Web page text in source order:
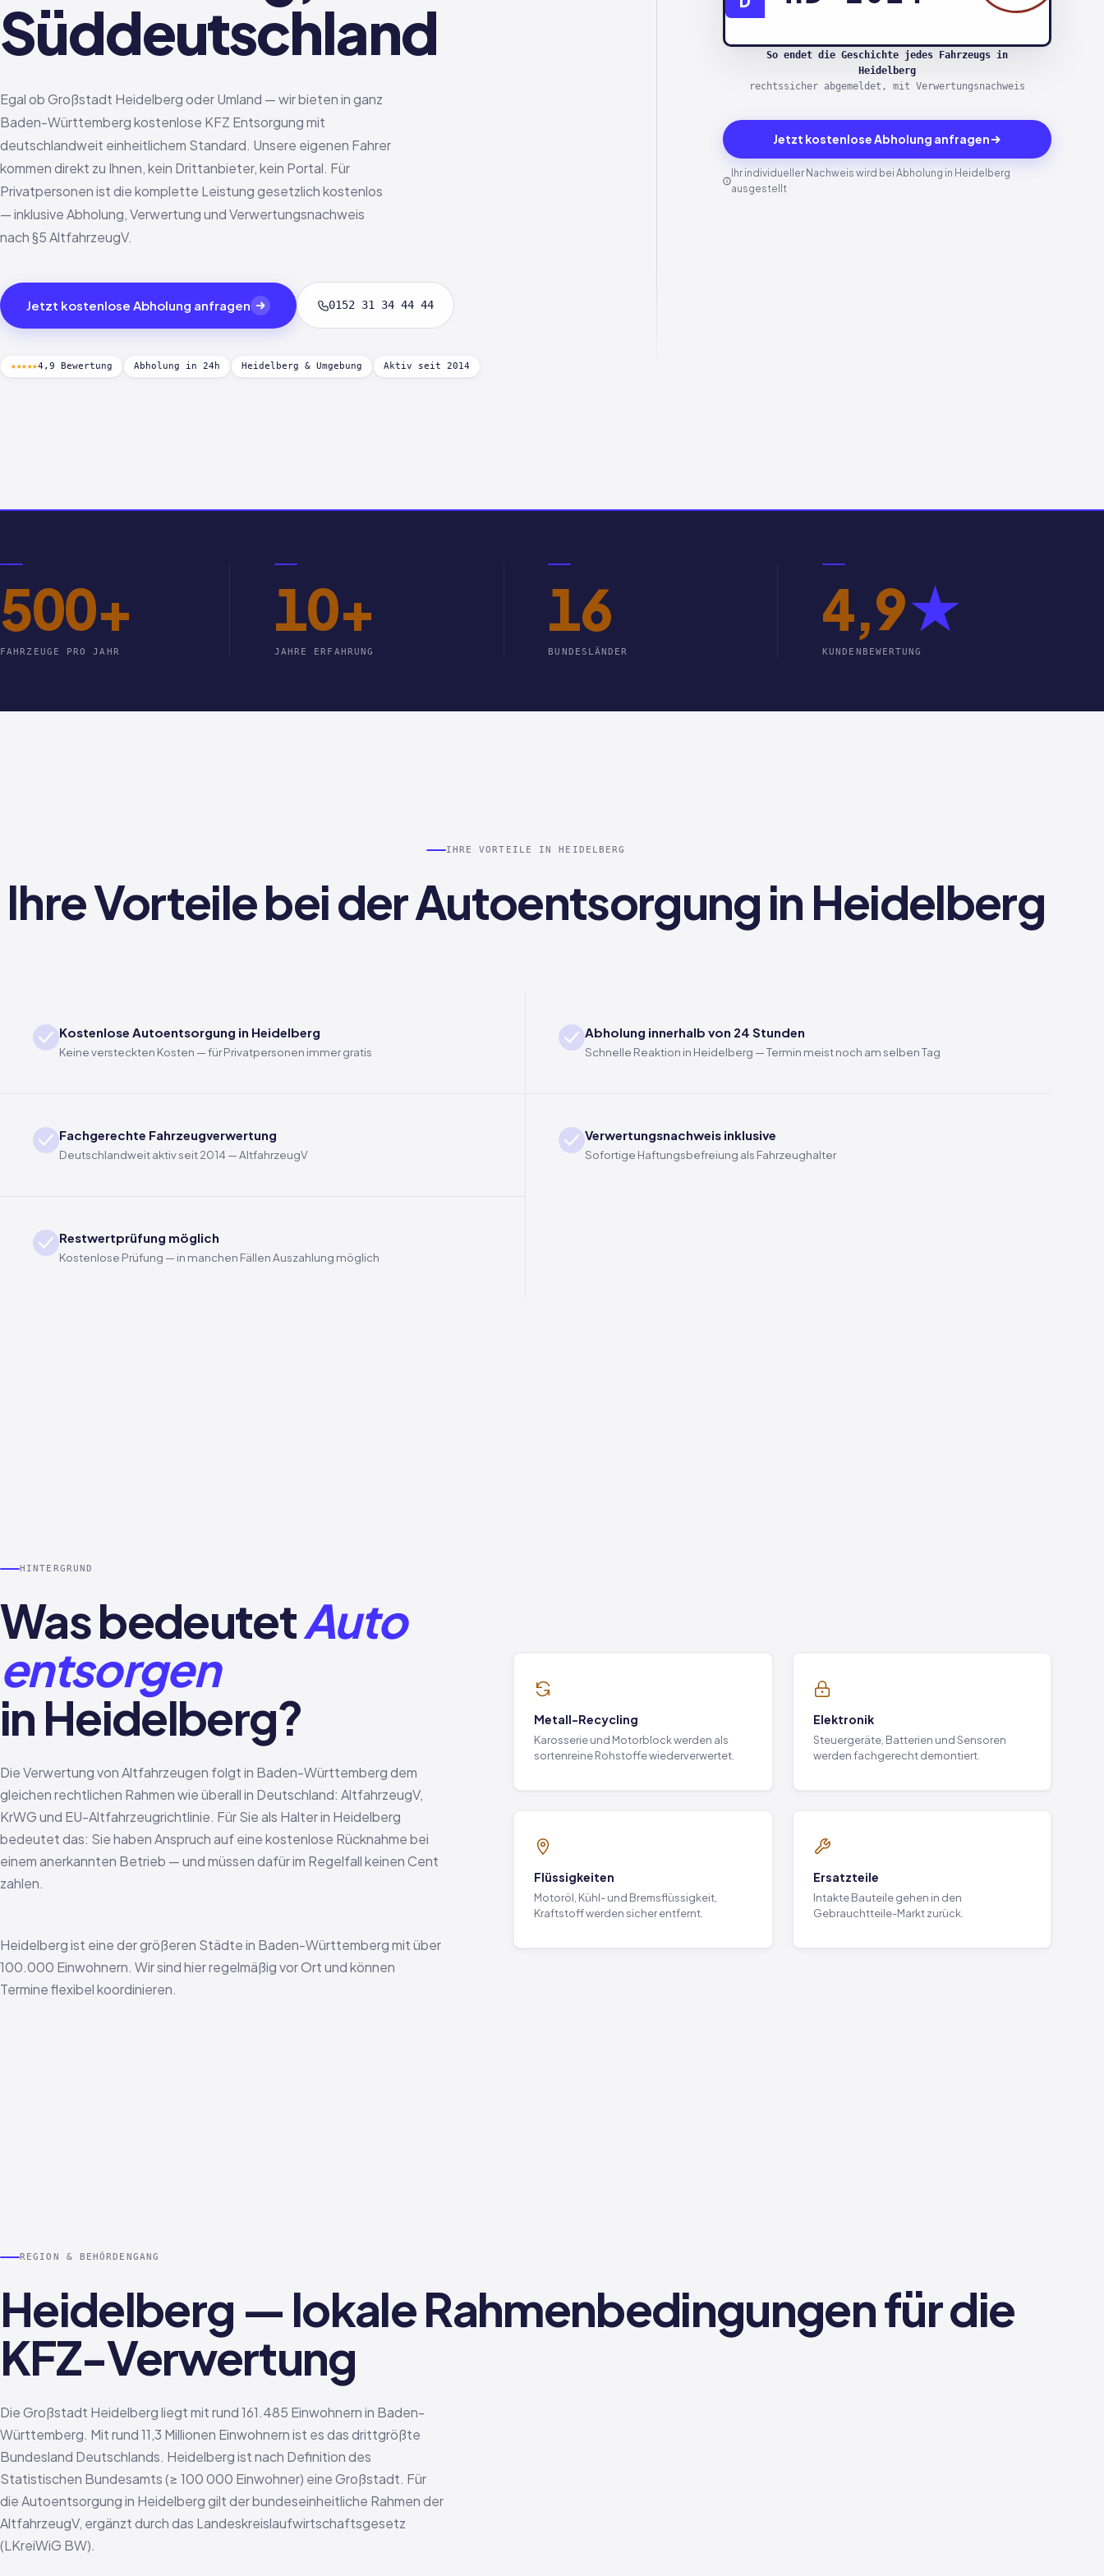
Süddeutschland
Egal ob Großstadt Heidelberg oder Umland — wir bieten in ganz
Baden-Württemberg kostenlose KFZ Entsorgung mit
deutschlandweit einheitlichem Standard. Unsere eigenen Fahrer
kommen direkt zu Ihnen, kein Drittanbieter, kein Portal. Für
Privatpersonen ist die komplette Leistung gesetzlich kostenlos
— inklusive Abholung, Verwertung und Verwertungsnachweis
nach §5 AltfahrzeugV.
Jetzt kostenlose Abholung anfragen 0152 31 34 44 44
★★★★★4,9 Bewertung Abholung in 24h Heidelberg & Umgebung Aktiv seit 2014
So endet die Geschichte jedes Fahrzeugs in
Heidelberg
rechtssicher abgemeldet, mit Verwertungsnachweis
Jetzt kostenlose Abholung anfragen
Ihr individueller Nachweis wird bei Abholung in Heidelberg
ausgestellt
500+
FAHRZEUGE PRO JAHR
10+
JAHRE ERFAHRUNG
16
BUNDESLÄNDER
4,9★
KUNDENBEWERTUNG
IHRE VORTEILE IN HEIDELBERG
Ihre Vorteile bei der Autoentsorgung in Heidelberg
Kostenlose Autoentsorgung in Heidelberg
Keine versteckten Kosten — für Privatpersonen immer gratis
Abholung innerhalb von 24 Stunden
Schnelle Reaktion in Heidelberg — Termin meist noch am selben Tag
Fachgerechte Fahrzeugverwertung
Deutschlandweit aktiv seit 2014 — AltfahrzeugV
Verwertungsnachweis inklusive
Sofortige Haftungsbefreiung als Fahrzeughalter
Restwertprüfung möglich
Kostenlose Prüfung — in manchen Fällen Auszahlung möglich
HINTERGRUND
Was bedeutetAuto
entsorgen
in Heidelberg?
Die Verwertung von Altfahrzeugen folgt in Baden-Württemberg dem
gleichen rechtlichen Rahmen wie überall in Deutschland: AltfahrzeugV,
KrWG und EU-Altfahrzeugrichtlinie. Für Sie als Halter in Heidelberg
bedeutet das: Sie haben Anspruch auf eine kostenlose Rücknahme bei
einem anerkannten Betrieb — und müssen dafür im Regelfall keinen Cent
zahlen.
Heidelberg ist eine der größeren Städte in Baden-Württemberg mit über
100.000 Einwohnern. Wir sind hier regelmäßig vor Ort und können
Termine flexibel koordinieren.
Metall-Recycling
Karosserie und Motorblock werden als
sortenreine Rohstoffe wiederverwertet.
Elektronik
Steuergeräte, Batterien und Sensoren
werden fachgerecht demontiert.
Flüssigkeiten
Motoröl, Kühl- und Bremsflüssigkeit,
Kraftstoff werden sicher entfernt.
Ersatzteile
Intakte Bauteile gehen in den
Gebrauchtteile-Markt zurück.
REGION & BEHÖRDENGANG
Heidelberg — lokale Rahmenbedingungen für die
KFZ-Verwertung
Die Großstadt Heidelberg liegt mit rund 161.485 Einwohnern in Baden-
Württemberg. Mit rund 11,3 Millionen Einwohnern ist es das drittgrößte
Bundesland Deutschlands. Heidelberg ist nach Definition des
Statistischen Bundesamts (≥ 100 000 Einwohner) eine Großstadt. Für
die Autoentsorgung in Heidelberg gilt der bundeseinheitliche Rahmen der
AltfahrzeugV, ergänzt durch das Landeskreislaufwirtschaftsgesetz
(LKreiWiG BW).